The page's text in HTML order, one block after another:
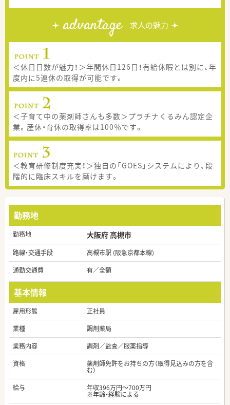
advantage 求人の魅力
＜休日日数が魅力！＞年間休日126日！有給休暇とは別に、年
度内に5連休の取得が可能です。
＜子育て中の薬剤師さんも多数＞プラチナくるみん認定企
業。産休・育休の取得率は100％です。
＜教育研修制度充実！＞独自の「GOES」システムにより、段
階的に臨床スキルを磨けます。
勤務地
勤務地 大阪府 高槻市
路線・交通手段
高槻市駅 (阪急京都本線)
通勤交通費
有／全額
基本情報
雇用形態
正社員
業種
調剤薬局
業務内容
調剤／監査／服薬指導
資格
薬剤師免許をお持ちの方（取得見込みの方を含
む）
給与
年収396万円～700万円
※年齢・経験による